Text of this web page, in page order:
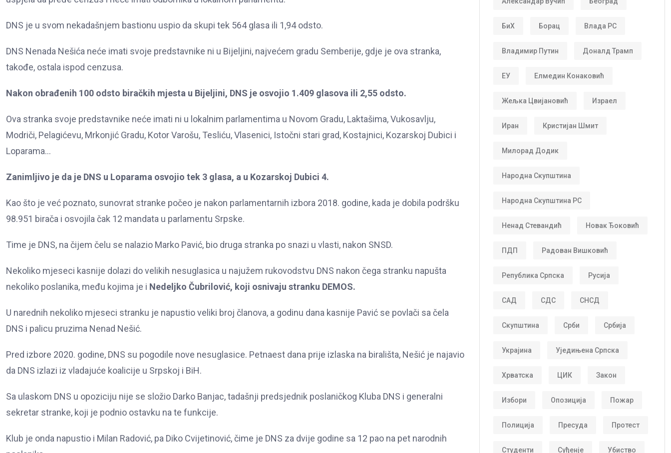
DNS je u svom nekadašnjem bastionu uspio da skupi tek 564 glasa ili 1,94 odsto.
DNS Nenada Nešića neće imati svoje predstavnike ni u Bijeljini, najvećem gradu Semberije, gdje je ova stranka,
takođe, ostala ispod cenzusa.
Nakon obrađenih 100 odsto biračkih mjesta u Bijeljini, DNS je osvojio 1.409 glasova ili 2,55 odsto.
Ova stranka svoje predstavnike neće imati ni u lokalnim parlamentima u Novom Gradu, Laktašima, Vukosavlju,
Modriči, Pelagićevu, Mrkonjić Gradu, Kotor Varošu, Tesliću, Vlasenici, Istočni stari grad, Kostajnici, Kozarskoj Dubici i
Loparama…
Zanimljivo je da je DNS u Loparama osvojio tek 3 glasa, a u Kozarskoj Dubici 4.
Kao što je već poznato, sunovrat stranke počeo je nakon parlamentarnih izbora 2018. godine, kada je dobila podršku
98.951 birača i osvojila čak 12 mandata u parlamentu Srpske.
Time je DNS, na čijem čelu se nalazio Marko Pavić, bio druga stranka po snazi u vlasti, nakon SNSD.
Nekoliko mjeseci kasnije dolazi do velikih nesuglasica u najužem rukovodstvu DNS nakon čega stranku napušta
nekoliko poslanika, među kojima je i Nedeljko Čubrilović, koji osnivaju stranku DEMOS.
U narednih nekoliko mjeseci stranku je napustio veliki broj članova, a godinu dana kasnije Pavić se povlači sa čela
DNS i palicu pruzima Nenad Nešić.
Pred izbore 2020. godine, DNS su pogodile nove nesuglasice. Petnaest dana prije izlaska na birališta, Nešić je najavio
da DNS izlazi iz vladajuće koalicije u Srpskoj i BiH.
Sa ulaskom DNS u opoziciju nije se složio Darko Banjac, tadašnji predsjednik poslaničkog Kluba DNS i generalni
sekretar stranke, koji je podnio ostavku na te funkcije.
Klub je onda napustio i Milan Radović, pa Diko Cvijetinović, čime je DNS za dvije godine sa 12 pao na pet narodnih
БиХ Борац Влада РС
Владимир Путин Доналд Трамп
ЕУ Елмедин Конаковић
Жељка Цвијановић Израел
Иран Кристијан Шмит
Милорад Додик
Народна Скупштина
Народна Скупштина РС
Ненад Стевандић Новак Ђоковић
ПДП Радован Вишковић
Република Српска Русија
САД СДС СНСД
Скупштина Срби Србија
Украјина Уједињена Српска
Хрватска ЦИК Закон
Избори Опозиција Пожар
Полиција Пресуда Протест
Студенти Суђенје Убиство